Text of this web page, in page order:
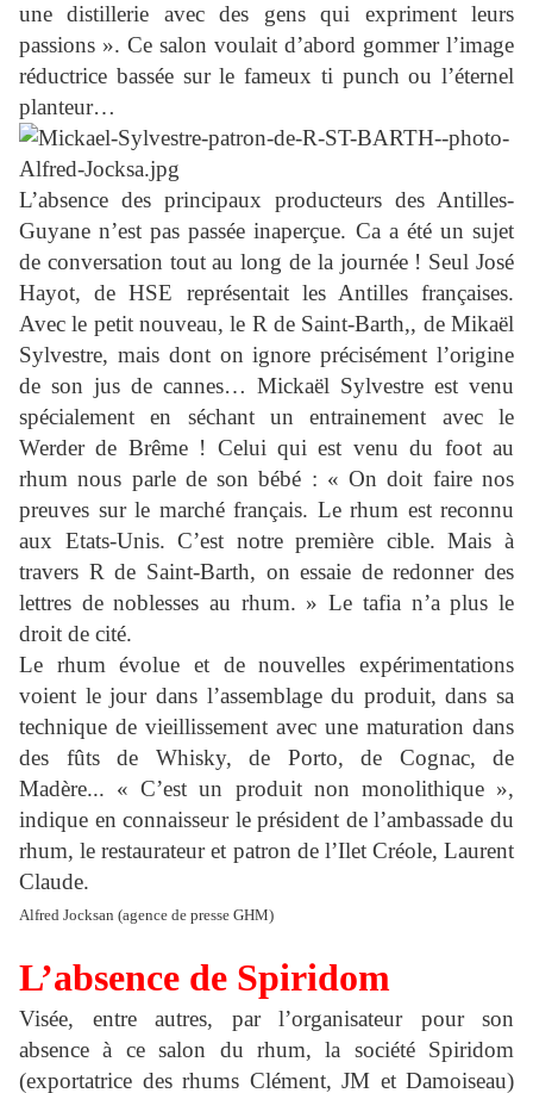
une distillerie avec des gens qui expriment leurs
passions ». Ce salon voulait d’abord gommer l’image
réductrice bassée sur le fameux ti punch ou l’éternel
planteur…
L’absence des principaux producteurs des Antilles-
Guyane n’est pas passée inaperçue. Ca a été un sujet
de conversation tout au long de la journée ! Seul José
Hayot, de HSE représentait les Antilles françaises.
Avec le petit nouveau, le R de Saint-Barth,, de Mikaël
Sylvestre, mais dont on ignore précisément l’origine
de son jus de cannes… Mickaël Sylvestre est venu
spécialement en séchant un entrainement avec le
Werder de Brême ! Celui qui est venu du foot au
rhum nous parle de son bébé : « On doit faire nos
preuves sur le marché français. Le rhum est reconnu
aux Etats-Unis. C’est notre première cible. Mais à
travers R de Saint-Barth, on essaie de redonner des
lettres de noblesses au rhum. » Le tafia n’a plus le
droit de cité.
Le rhum évolue et de nouvelles expérimentations
voient le jour dans l’assemblage du produit, dans sa
technique de vieillissement avec une maturation dans
des fûts de Whisky, de Porto, de Cognac, de
Madère... « C’est un produit non monolithique »,
indique en connaisseur le président de l’ambassade du
rhum, le restaurateur et patron de l’Ilet Créole, Laurent
Claude.
Alfred Jocksan (agence de presse GHM)
L’absence de Spiridom
Visée, entre autres, par l’organisateur pour son
absence à ce salon du rhum, la société Spiridom
(exportatrice des rhums Clément, JM et Damoiseau)